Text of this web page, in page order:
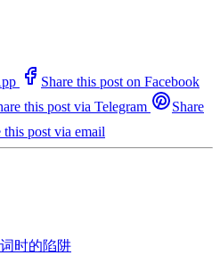
Share this post on Facebook
this post via Telegram
Share
this post via email
时的陷阱